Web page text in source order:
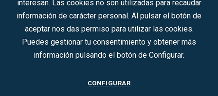
Síguenos en redes sociales:
CONTACTO
interesan. Las cookies no son utilizadas para recaudar
información de carácter personal. Al pulsar el botón de
aceptar nos das permiso para utilizar las cookies.
Puedes gestionar tu consentimiento y obtener más
información pulsando el botón de Configurar.
CONFIGURAR